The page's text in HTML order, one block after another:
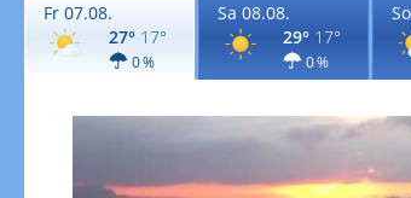
Fr 07.08.
27° 17°
0 %
Sa 08.08.
29° 17°
0 %